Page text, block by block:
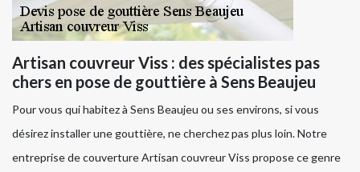
Artisan couvreur Viss : des spécialistes pas
chers en pose de gouttière à Sens Beaujeu
Pour vous qui habitez à Sens Beaujeu ou ses environs, si vous
désirez installer une gouttière, ne cherchez pas plus loin. Notre
entreprise de couverture Artisan couvreur Viss propose ce genre